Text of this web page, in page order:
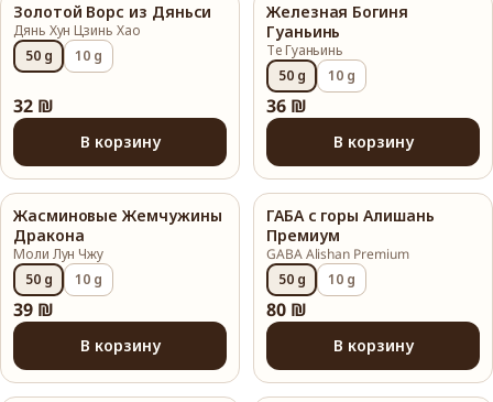
Золотой Ворс из Дяньси
Дянь Хун Цзинь Хао
50 g
10 g
32 ₪
В корзину
Железная Богиня
Гуаньинь
Те Гуаньинь
50 g
10 g
36 ₪
В корзину
Жасминовые Жемчужины
Дракона
Моли Лун Чжу
50 g
10 g
39 ₪
В корзину
ГАБА с горы Алишань
Премиум
GABA Alishan Premium
50 g
10 g
80 ₪
В корзину